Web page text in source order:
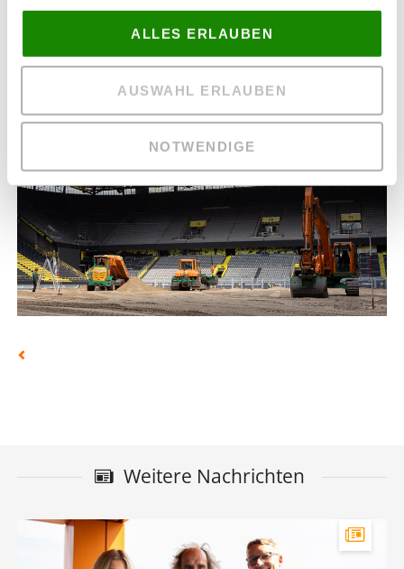
ALLES ERLAUBEN
AUSWAHL ERLAUBEN
NOTWENDIGE
Weitere Nachrichten